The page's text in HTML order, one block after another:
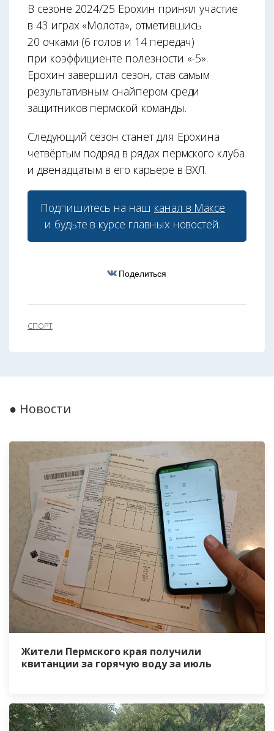
В сезоне 2024/25 Ерохин принял участие
в 43 играх «Молота», отметившись
20 очками (6 голов и 14 передач)
при коэффициенте полезности «-5».
Ерохин завершил сезон, став самым
результативным снайпером среди
защитников пермской команды.
Следующий сезон станет для Ерохина
четвёртым подряд в рядах пермского клуба
и двенадцатым в его карьере в ВХЛ.
Подпишитесь на наш канал в Максе
и будьте в курсе главных новостей.
Поделиться
СПОРТ
● Новости
Жители Пермского края получили
квитанции за горячую воду за июль